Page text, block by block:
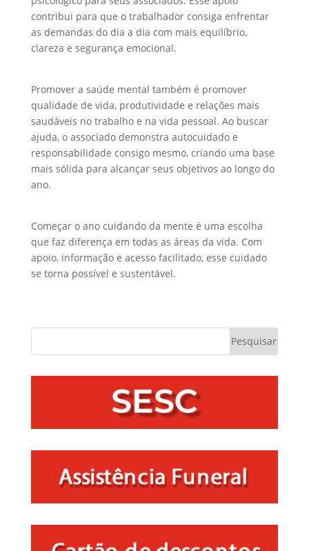
contribui para que o trabalhador consiga enfrentar
as demandas do dia a dia com mais equilíbrio,
clareza e segurança emocional.
Promover a saúde mental também é promover
qualidade de vida, produtividade e relações mais
saudáveis no trabalho e na vida pessoal. Ao buscar
ajuda, o associado demonstra autocuidado e
responsabilidade consigo mesmo, criando uma base
mais sólida para alcançar seus objetivos ao longo do
ano.
Começar o ano cuidando da mente é uma escolha
que faz diferença em todas as áreas da vida. Com
apoio, informação e acesso facilitado, esse cuidado
se torna possível e sustentável.